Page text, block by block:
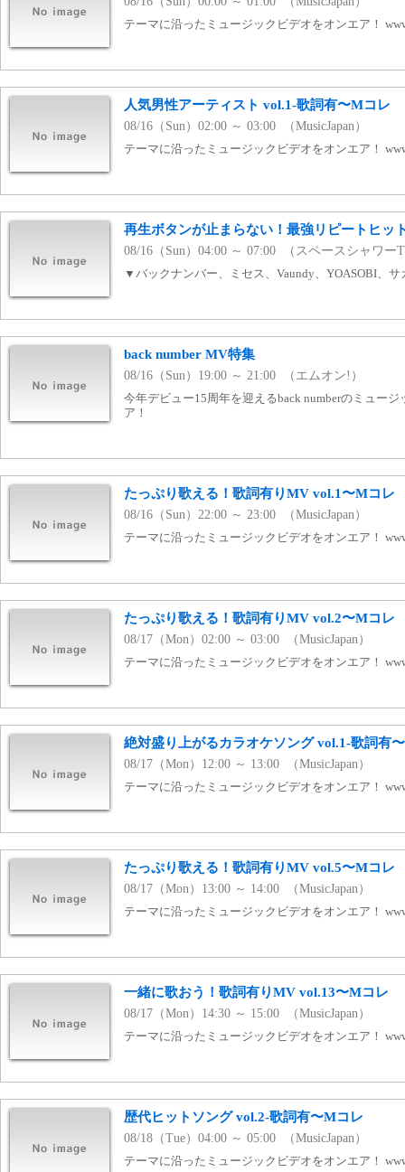
テーマに沿ったミュージックビデオをオンエア！
人気男性アーティスト vol.1-歌詞有〜Mコレ
08/16（Sun）02:00 ～ 03:00 （MusicJapan）
テーマに沿ったミュージックビデオをオンエア！
再生ボタンが止まらない！最強リピートヒッ
08/16（Sun）04:00 ～ 07:00 （スペースシャワー
▼バックナンバー、ミセス、Vaundy、YOASOBI、
back number MV特集
08/16（Sun）19:00 ～ 21:00 （エムオン!）
今年デビュー15周年を迎えるback numberのミュー
ア！
たっぷり歌える！歌詞有りMV vol.1〜Mコレ
08/16（Sun）22:00 ～ 23:00 （MusicJapan）
テーマに沿ったミュージックビデオをオンエア！
たっぷり歌える！歌詞有りMV vol.2〜Mコレ
08/17（Mon）02:00 ～ 03:00 （MusicJapan）
テーマに沿ったミュージックビデオをオンエア！
絶対盛り上がるカラオケソング vol.1-歌詞有
08/17（Mon）12:00 ～ 13:00 （MusicJapan）
テーマに沿ったミュージックビデオをオンエア！
たっぷり歌える！歌詞有りMV vol.5〜Mコレ
08/17（Mon）13:00 ～ 14:00 （MusicJapan）
テーマに沿ったミュージックビデオをオンエア！
一緒に歌おう！歌詞有りMV vol.13〜Mコレ
08/17（Mon）14:30 ～ 15:00 （MusicJapan）
テーマに沿ったミュージックビデオをオンエア！
歴代ヒットソング vol.2-歌詞有〜Mコレ
08/18（Tue）04:00 ～ 05:00 （MusicJapan）
テーマに沿ったミュージックビデオをオンエア！